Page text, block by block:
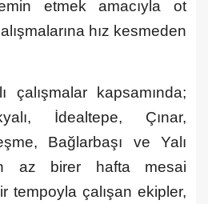
etmek amacıyla ot
hız kesmeden
çalışmalar kapsamında;
İdealtepe, Çınar,
Bağlarbaşı ve Yalı
az birer hafta mesai
tempoyla çalışan ekipler,